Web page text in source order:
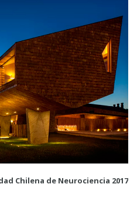
Chilena de Neurociencia 2017